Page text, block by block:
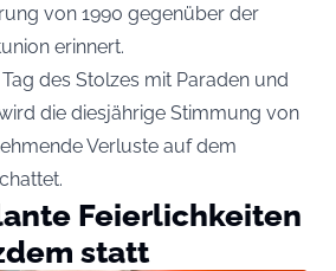
von 1990 gegenüber der
erinnert.
des Stolzes mit Paraden und
die diesjährige Stimmung von
Verluste auf dem
Feierlichkeiten
statt